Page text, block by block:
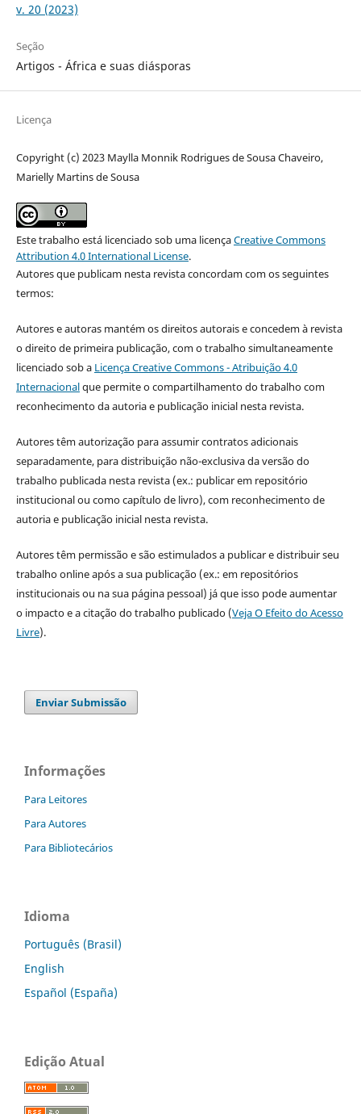
v. 20 (2023)
Seção
Artigos - África e suas diásporas
Licença
Copyright (c) 2023 Maylla Monnik Rodrigues de Sousa Chaveiro,
Marielly Martins de Sousa
Este trabalho está licenciado sob uma licençaCreative Commons
Attribution 4.0 International License.
Autores que publicam nesta revista concordam com os seguintes
termos:
Autores e autoras mantém os direitos autorais e concedem à revista
o direito de primeira publicação, com o trabalho simultaneamente
licenciado sob a Licença Creative Commons - Atribuição 4.0
Internacionalque permite o compartilhamento do trabalho com
reconhecimento da autoria e publicação inicial nesta revista.
Autores têm autorização para assumir contratos adicionais
separadamente, para distribuição não-exclusiva da versão do
trabalho publicada nesta revista (ex.: publicar em repositório
institucional ou como capítulo de livro), com reconhecimento de
autoria e publicação inicial nesta revista.
Autores têm permissão e são estimulados a publicar e distribuir seu
trabalho online após a sua publicação (ex.: em repositórios
institucionais ou na sua página pessoal) já que isso pode aumentar
o impacto e a citação do trabalho publicado (Veja O Efeito do Acesso
Livre).
Enviar Submissão
Informações
Para Leitores
Para Autores
Para Bibliotecários
Idioma
Português (Brasil)
English
Español (España)
Edição Atual